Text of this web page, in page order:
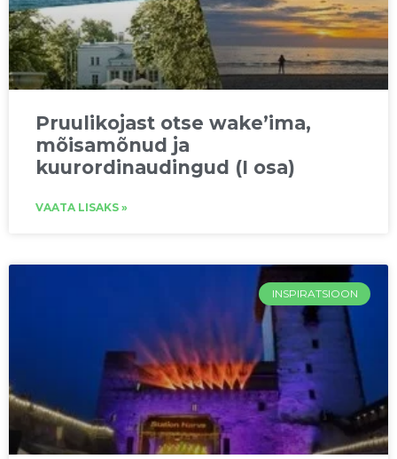
Pruulikojast otse wake’ima,
mõisamõnud ja
kuurordinaudingud (I osa)
VAATA LISAKS »
INSPIRATSIOON